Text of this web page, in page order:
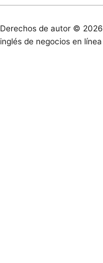
Derechos de autor © 2026
inglés de negocios en línea